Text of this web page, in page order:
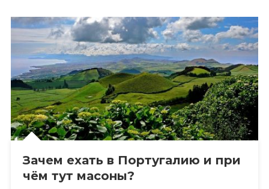
Зачем ехать в Португалию и при
чём тут масоны?